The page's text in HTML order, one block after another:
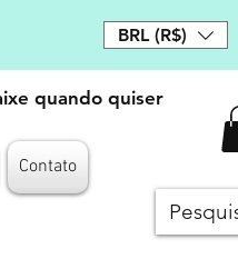
BRL (R$)
quando quiser
Contato